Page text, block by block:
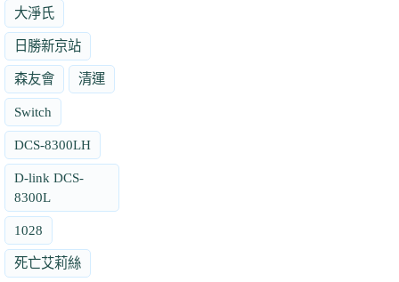
大淨氏
日勝新京站
森友會 清運
Switch
DCS-8300LH
D-link DCS-
8300L
1028
死亡艾莉絲